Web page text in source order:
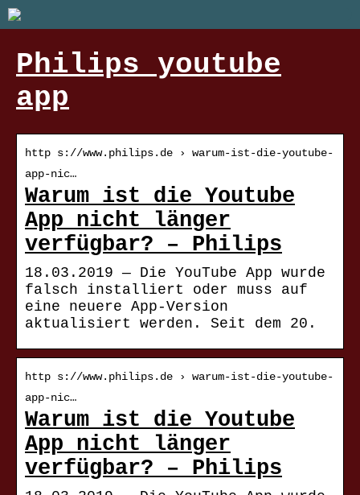
Philips youtube
app
http s://www.philips.de › warum-ist-die-youtube-
app-nic…
Warum ist die Youtube
App nicht länger
verfügbar? – Philips
18.03.2019 — Die YouTube App wurde
falsch installiert oder muss auf
eine neuere App-Version
aktualisiert werden. Seit dem 20.
http s://www.philips.de › warum-ist-die-youtube-
app-nic…
Warum ist die Youtube
App nicht länger
verfügbar? – Philips